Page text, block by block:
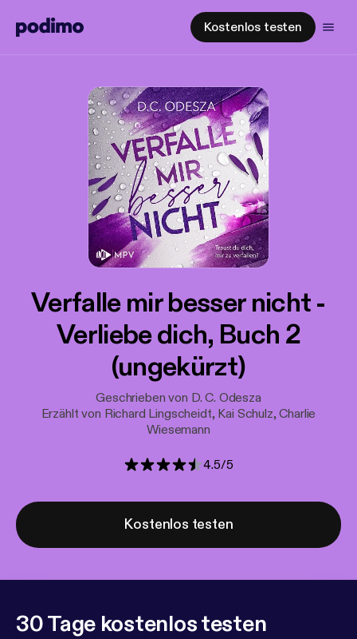
Kostenlos testen
Verfalle mir besser nicht -
Verliebe dich, Buch 2
(ungekürzt)
Geschrieben von D. C. Odesza
Erzählt von Richard Lingscheidt, Kai Schulz, Charlie
Wiesemann
4.5/5
Kostenlos testen
30 Tage kostenlos testen